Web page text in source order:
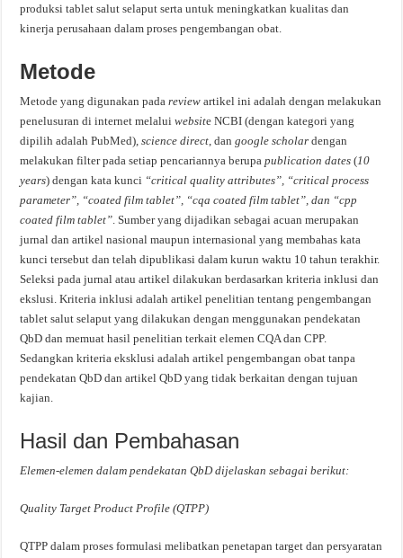
produksi tablet salut selaput serta untuk meningkatkan kualitas dan
kinerja perusahaan dalam proses pengembangan obat.
Metode
Metode yang digunakan padareview artikel ini adalah dengan melakukan
penelusuran di internet melaluiwebsite NCBI (dengan kategori yang
dipilih adalah PubMed),science direct , dangoogle scholar dengan
melakukan filter pada setiap pencariannya berupapublication dates (10
years) dengan kata kunci “critical quality attributes”, “critical process
parameter”, “coated film tablet”, “cqa coated film tablet”,dan “cpp
coated film tablet” . Sumber yang dijadikan sebagai acuan merupakan
jurnal dan artikel nasional maupun internasional yang membahas kata
kunci tersebut dan telah dipublikasi dalam kurun waktu 10 tahun terakhir.
Seleksi pada jurnal atau artikel dilakukan berdasarkan kriteria inklusi dan
ekslusi. Kriteria inklusi adalah artikel penelitian tentang pengembangan
tablet salut selaput yang dilakukan dengan menggunakan pendekatan
QbD dan memuat hasil penelitian terkait elemen CQA dan CPP.
Sedangkan kriteria eksklusi adalah artikel pengembangan obat tanpa
pendekatan QbD dan artikel QbD yang tidak berkaitan dengan tujuan
kajian.
Hasil dan Pembahasan
Elemen-elemen dalam pendekatan QbD dijelaskan sebagai berikut:
Quality Target Product Profile (QTPP)
QTPP dalam proses formulasi melibatkan penetapan target dan persyaratan